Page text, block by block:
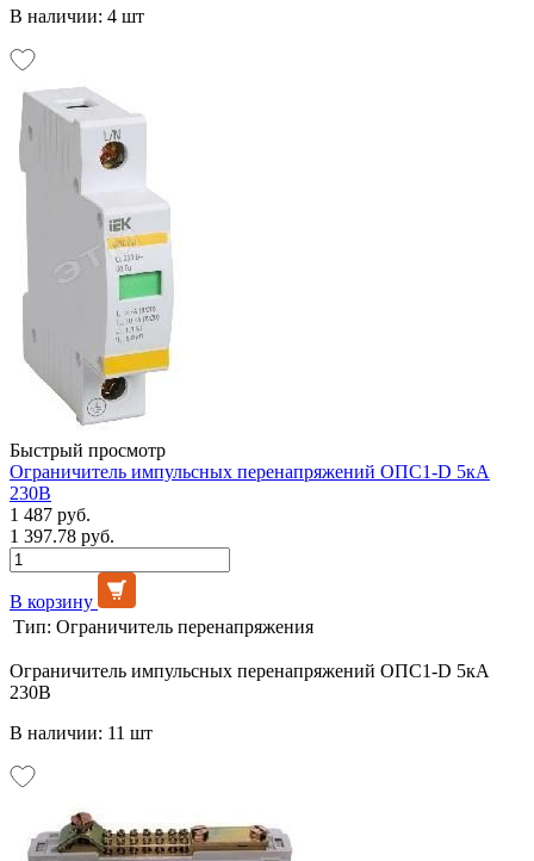
В наличии: 4 шт
Быстрый просмотр
Ограничитель импульсных перенапряжений ОПС1-D 5кА
230В
1 487 руб.
1 397.78 руб.
В корзину
Тип: Ограничитель перенапряжения
Ограничитель импульсных перенапряжений ОПС1-D 5кА
230В
В наличии: 11 шт